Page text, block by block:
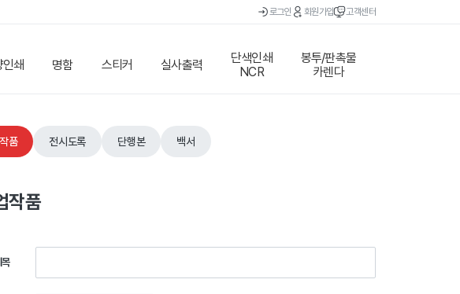
로그인 회원가입 고객센터
쇄 명함 스티커 실사출력
단색인쇄
NCR
봉투/판촉물
카렌다
품 전시도록 단행본 백서
작품
목